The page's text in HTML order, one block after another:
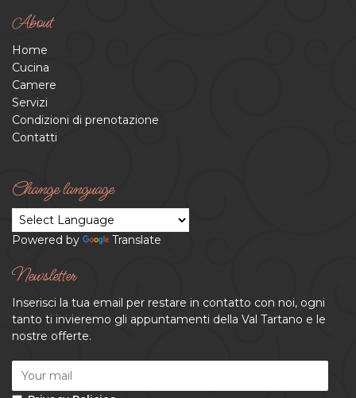
About
Home
Cucina
Camere
Servizi
Condizioni di prenotazione
Contatti
Change language
Powered by Translate
Newsletter
Inserisci la tua email per restare in contatto con noi, ogni
tanto ti invieremo gli appuntamenti della Val Tartano e le
nostre offerte.